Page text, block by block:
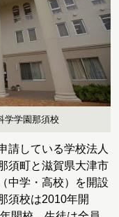
学学園那須校
請している学校法人
須町と滋賀県大津市
中学・高校）を開設
須校は2010年開